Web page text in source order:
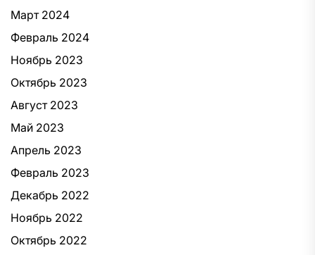
Март 2024
Февраль 2024
Ноябрь 2023
Октябрь 2023
Август 2023
Май 2023
Апрель 2023
Февраль 2023
Декабрь 2022
Ноябрь 2022
Октябрь 2022